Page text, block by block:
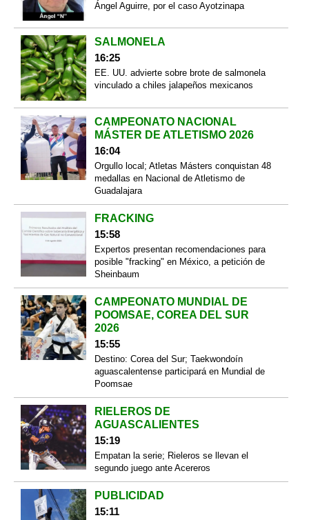
Ángel Aguirre, por el caso Ayotzinapa
SALMONELA
16:25
EE. UU. advierte sobre brote de salmonela
vinculado a chiles jalapeños mexicanos
CAMPEONATO NACIONAL
MÁSTER DE ATLETISMO 2026
16:04
Orgullo local; Atletas Másters conquistan 48
medallas en Nacional de Atletismo de
Guadalajara
FRACKING
15:58
Expertos presentan recomendaciones para
posible "fracking" en México, a petición de
Sheinbaum
CAMPEONATO MUNDIAL DE
POOMSAE, COREA DEL SUR
2026
15:55
Destino: Corea del Sur; Taekwondoín
aguascalentense participará en Mundial de
Poomsae
RIELEROS DE
AGUASCALIENTES
15:19
Empatan la serie; Rieleros se llevan el
segundo juego ante Acereros
PUBLICIDAD
15:11